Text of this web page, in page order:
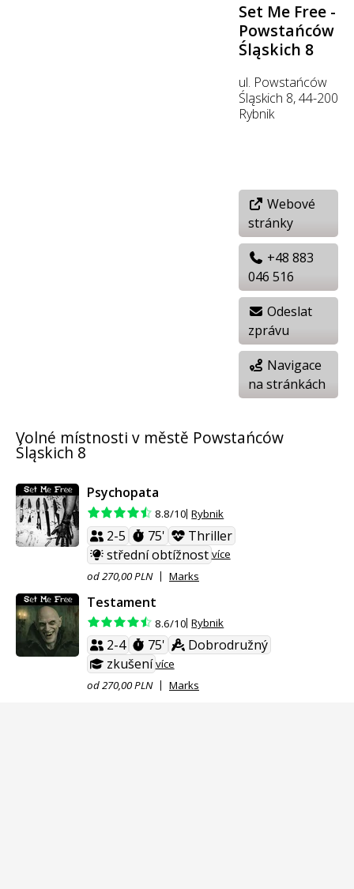
Set Me Free -
Powstańców
Śląskich 8
ul. Powstańców
Śląskich 8, 44-200
Rybnik
Webové
stránky
+48 883
046 516
Odeslat
zprávu
Navigace
na stránkách
Volné místnosti v městě Powstańców
Śląskich 8
Psychopata
8.8/10 Rybnik
2-5 75'
Thriller
střední obtížnost více
od 270,00 PLN
Marks
Testament
8.6/10 Rybnik
2-4 75'
Dobrodružný
zkušení více
od 270,00 PLN
Marks